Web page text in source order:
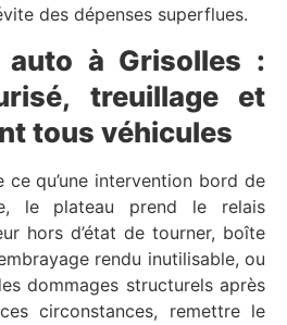
des dépenses superflues.
auto à Grisolles :
treuillage et
tous véhicules
ce qu’une intervention bord de
le plateau prend le relais
hors d’état de tourner, boîte
rendu inutilisable, ou
dommages structurels après
circonstances, remettre le